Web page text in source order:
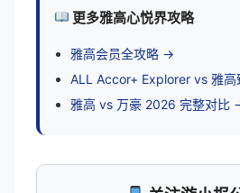
更多雅高心悦界攻略
雅高会员全攻略 →
ALL Accor+ Explorer vs 雅
雅高 vs 万豪 2026 完整对比